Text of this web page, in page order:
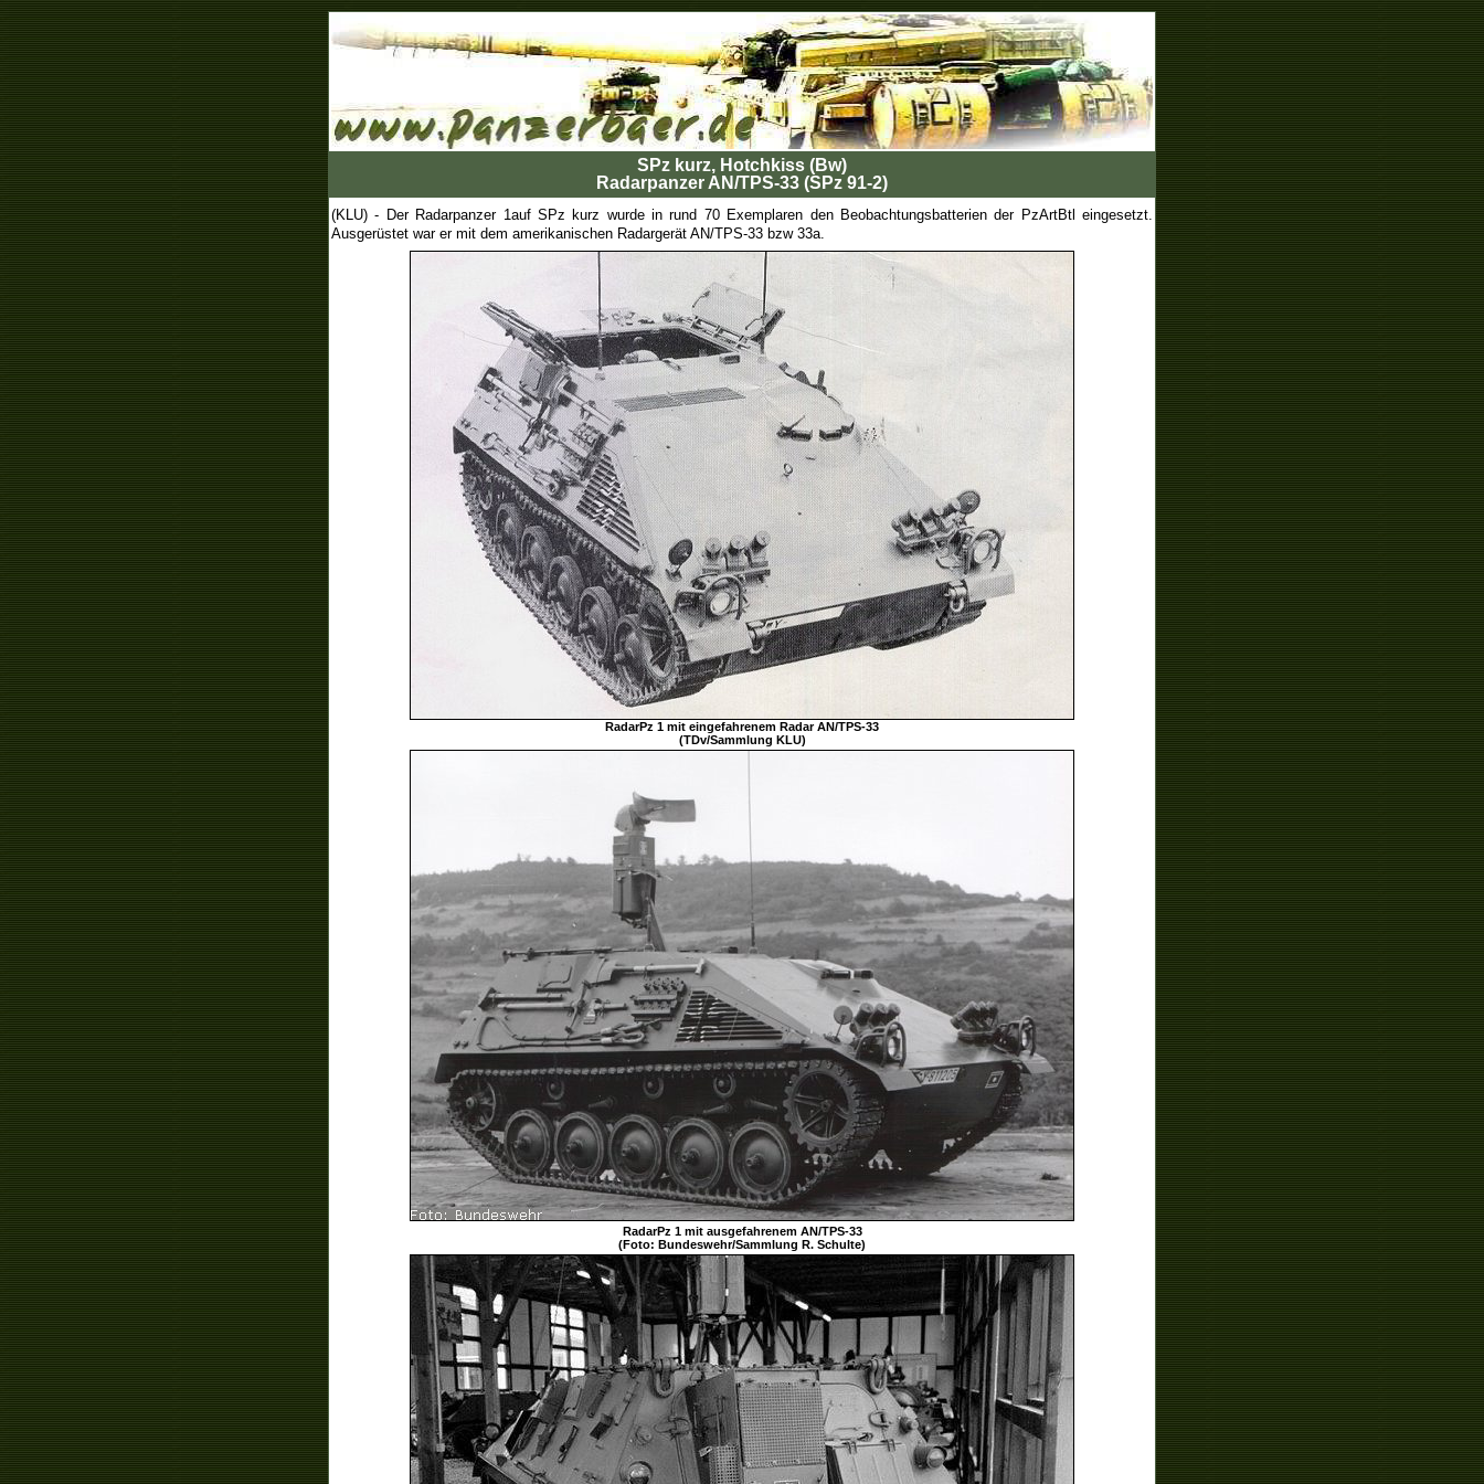
SPz kurz, Hotchkiss (Bw)
Radarpanzer AN/TPS-33 (SPz 91-2)
(KLU) - Der Radarpanzer 1auf SPz kurz wurde in rund 70 Exemplaren den Beobachtungsbatterien der PzArtBtl eingesetzt.
Ausgerüstet war er mit dem amerikanischen Radargerät AN/TPS-33 bzw 33a.
RadarPz 1 mit eingefahrenem Radar AN/TPS-33
(TDv/Sammlung KLU)
RadarPz 1 mit ausgefahrenem AN/TPS-33
(Foto: Bundeswehr/Sammlung R. Schulte)